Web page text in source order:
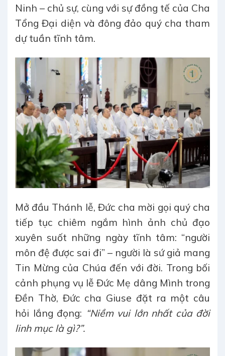
Ninh – chủ sự, cùng với sự đồng tế của Cha
Tổng Đại diện và đông đảo quý cha tham
dự tuần tĩnh tâm.
Mở đầu Thánh lễ, Đức cha mời gọi quý cha
tiếp tục chiêm ngắm hình ảnh chủ đạo
xuyên suốt những ngày tĩnh tâm: “người
môn đệ được sai đi” – người là sứ giả mang
Tin Mừng của Chúa đến với đời. Trong bối
cảnh phụng vụ lễ Đức Mẹ dâng Mình trong
Đền Thờ, Đức cha Giuse đặt ra một câu
hỏi lắng đọng: “Niềm vui lớn nhất của đời
linh mục là gì?”.